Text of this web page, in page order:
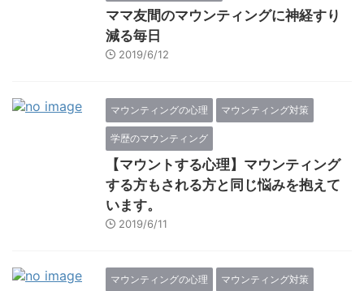
ママ友間のマウンティングに神経すり
減る毎日
2019/6/12
マウンティングの心理 マウンティング対策
学歴のマウンティング
【マウントする心理】マウンティング
する方もされる方と同じ悩みを抱えて
います。
2019/6/11
マウンティングの心理 マウンティング対策